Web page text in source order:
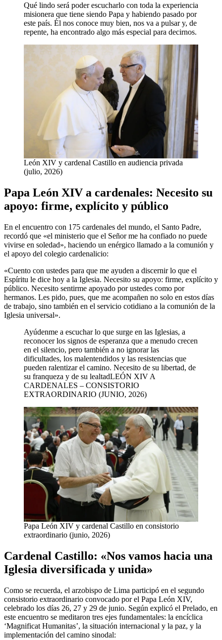
Qué lindo será poder escucharlo con toda la experiencia
misionera que tiene siendo Papa y habiendo pasado por
este país. Él nos conoce muy bien, nos va a pulsar y, de
repente, ha encontrado algo más especial para decirnos.
León XIV y cardenal Castillo en audiencia privada
(julio, 2026)
Papa León XIV a cardenales: Necesito su
apoyo: firme, explícito y público
En el encuentro con 175 cardenales del mundo, el Santo Padre,
recordó que «el ministerio que el Señor me ha confiado no puede
vivirse en soledad», haciendo un enérgico llamado a la comunión y
el apoyo del colegio cardenalicio:
«Cuento con ustedes para que me ayuden a discernir lo que el
Espíritu le dice hoy a la Iglesia. Necesito su apoyo: firme, explícito y
público. Necesito sentirme apoyado por ustedes como por
hermanos. Les pido, pues, que me acompañen no solo en estos días
de trabajo, sino también en el servicio cotidiano a la comunión de la
Iglesia universal».
Ayúdenme a escuchar lo que surge en las Iglesias, a
reconocer los signos de esperanza que a menudo crecen
en el silencio, pero también a no ignorar las
dificultades, los malentendidos y las resistencias que
pueden ralentizar el camino. Necesito de su libertad, de
su franqueza y de su lealtadLEÓN XIV A
CARDENALES – CONSISTORIO
EXTRAORDINARIO (JUNIO, 2026)
Papa León XIV y cardenal Castillo en consistorio
extraordinario (junio, 2026)
Cardenal Castillo: «Nos vamos hacia una
Iglesia diversificada y unida»
Como se recuerda, el arzobispo de Lima participó en el segundo
consistorio extraordinario convocado por el Papa León XIV,
celebrado los días 26, 27 y 29 de junio. Según explicó el Prelado, en
este encuentro se meditaron tres ejes fundamentales: la encíclica
‘Magnificat Humanitas’, la situación internacional y la paz, y la
implementación del camino sinodal: